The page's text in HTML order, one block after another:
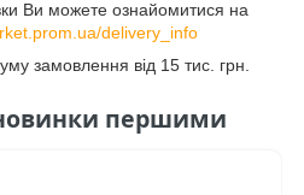
Ви можете ознайомитися на
delivery_info
замовлення від 15 тис. грн.
першими